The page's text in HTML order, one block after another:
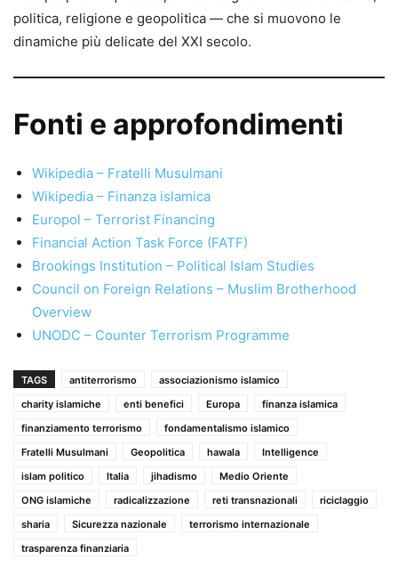
politica, religione e geopolitica — che si muovono le
dinamiche più delicate del XXI secolo.
Fonti e approfondimenti
Wikipedia – Fratelli Musulmani
Wikipedia – Finanza islamica
Europol – Terrorist Financing
Financial Action Task Force (FATF)
Brookings Institution – Political Islam Studies
Council on Foreign Relations – Muslim Brotherhood
Overview
UNODC – Counter Terrorism Programme
TAGS antiterrorismo
associazionismo islamico
charity islamiche
enti benefici Europa
finanza islamica
finanziamento terrorismo
fondamentalismo islamico
Fratelli Musulmani
Geopolitica hawala
Intelligence
islam politico
Italia jihadismo
Medio Oriente
ONG islamiche
radicalizzazione reti transnazionali
riciclaggio
sharia
Sicurezza nazionale
terrorismo internazionale
trasparenza finanziaria